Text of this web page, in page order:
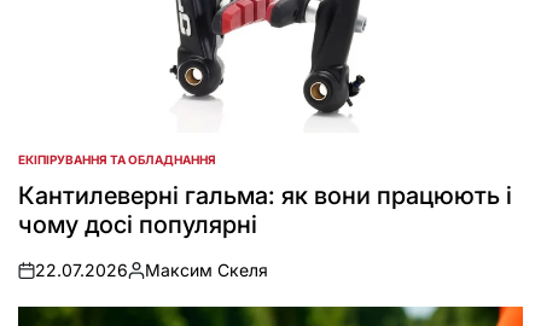
POSTED
IN
ЕКІПІРУВАННЯ ТА ОБЛАДНАННЯ
Кантилеверні гальма: як вони працюють і
чому досі популярні
on
22.07.2026
Posted
by
Максим Скеля